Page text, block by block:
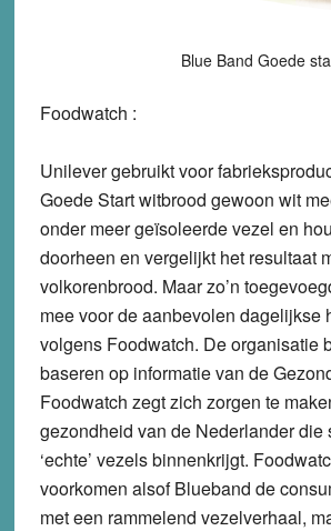
Blue Band Goede
Foodwatch :
Unilever gebruikt voor
Goede Start witbrood gewoon wit
onder meer geïsoleerde vezel en
doorheen en vergelijkt het resultaat
volkorenbrood. Maar zo’n
mee voor de aanbevolen dagelijkse
volgens Foodwatch. De organisatie
baseren op informatie van de
Foodwatch zegt zich zorgen te
gezondheid van de Nederlander die
‘echte’ vezels binnenkrijgt.
voorkomen alsof Blueband de
met een rammelend vezelverhaal,